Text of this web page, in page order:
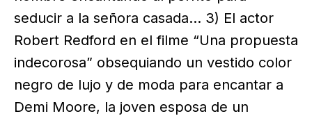
seducir a la señora casada… 3) El actor
Robert Redford en el filme “Una propuesta
indecorosa” obsequiando un vestido color
negro de lujo y de moda para encantar a
Demi Moore, la joven esposa de un